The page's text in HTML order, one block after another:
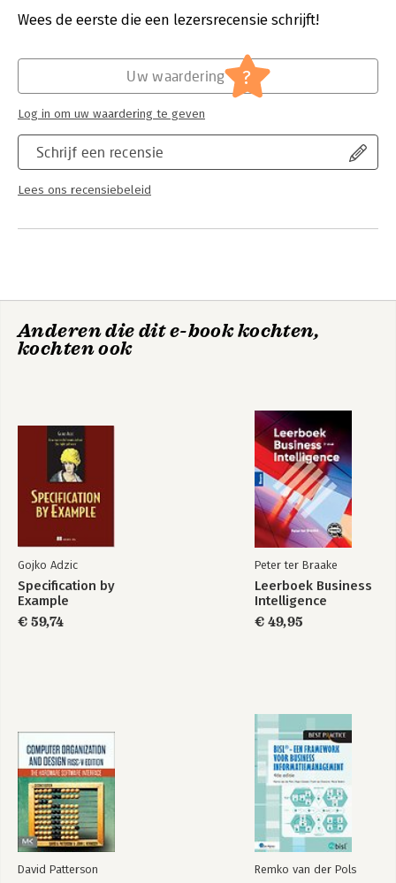
Uitgever:
Rocky Nook
IT-management / ICT
Wees de eerste die een lezersrecensie schrijft!
Schrijf een recensie
Lees ons recensiebeleid
Uw waardering ?
Log in om uw waardering te geven
Anderen die dit e-book kochten,
kochten ook
Gojko Adzic
Specification by
Example
€ 59,74
Peter ter Braake
Leerboek Business
Intelligence
€ 49,95
David Patterson Remko van der Pols